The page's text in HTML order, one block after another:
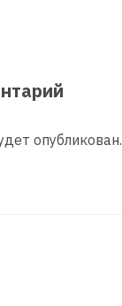
опубликован.